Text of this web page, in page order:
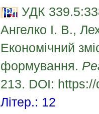
УДК
Ангелко І. В.,
Економічний
формування.
213. DOI:
Літер.: 12